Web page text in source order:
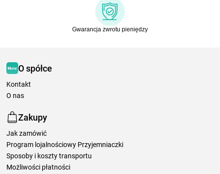
Gwarancja zwrotu pieniędzy
O spółce
Kontakt
O nas
Zakupy
Jak zamówić
Program lojalnościowy Przyjemniaczki
Sposoby i koszty transportu
Możliwości płatności